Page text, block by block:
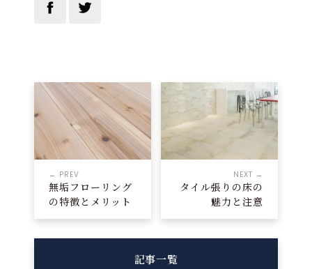
← PREV
無垢フローリング
の特徴とメリット
NEXT →
タイル張りの床の
魅力と注意
記事一覧